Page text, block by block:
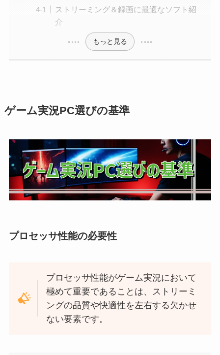
ストリーミング＆録画に最適なソフト紹
介
もっと見る
ゲーム実況PC選びの基準
プロセッサ性能の必要性
プロセッサ性能がゲーム実況において
極めて重要であることは、ストリーミ
ングの品質や快適性を左右する欠かせ
ない要素です。